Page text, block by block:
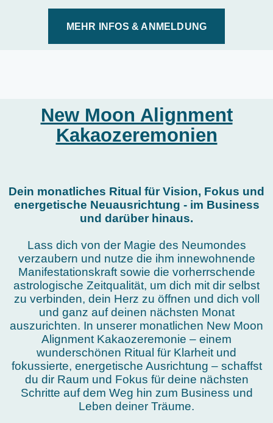
MEHR INFOS & ANMELDUNG
New Moon Alignment
Kakaozeremonien
Dein monatliches Ritual für Vision, Fokus und
energetische Neuausrichtung - im Business
und darüber hinaus.
Lass dich von der Magie des Neumondes
verzaubern und nutze die ihm innewohnende
Manifestationskraft sowie die vorherrschende
astrologische Zeitqualität, um dich mit dir selbst
zu verbinden, dein Herz zu öffnen und dich voll
und ganz auf deinen nächsten Monat
auszurichten. In unserer monatlichen New Moon
Alignment Kakaozeremonie – einem
wunderschönen Ritual für Klarheit und
fokussierte, energetische Ausrichtung – schaffst
du dir Raum und Fokus für deine nächsten
Schritte auf dem Weg hin zum Business und
Leben deiner Träume.